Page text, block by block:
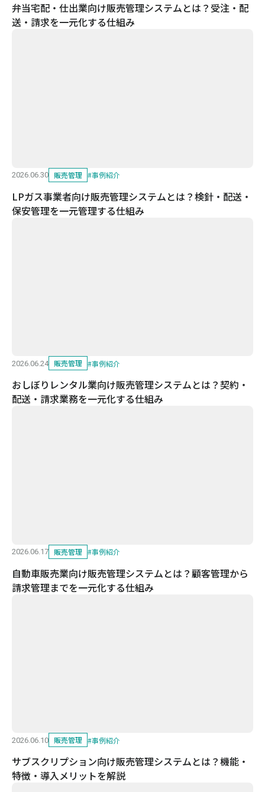
弁当宅配・仕出業向け販売管理システムとは？受注・配
送・請求を一元化する仕組み
2026.06.30 販売管理 #事例紹介
LPガス事業者向け販売管理システムとは？検針・配送・
保安管理を一元管理する仕組み
2026.06.24 販売管理 #事例紹介
おしぼりレンタル業向け販売管理システムとは？契約・
配送・請求業務を一元化する仕組み
2026.06.17 販売管理 #事例紹介
自動車販売業向け販売管理システムとは？顧客管理から
請求管理までを一元化する仕組み
2026.06.10 販売管理 #事例紹介
サブスクリプション向け販売管理システムとは？機能・
特徴・導入メリットを解説